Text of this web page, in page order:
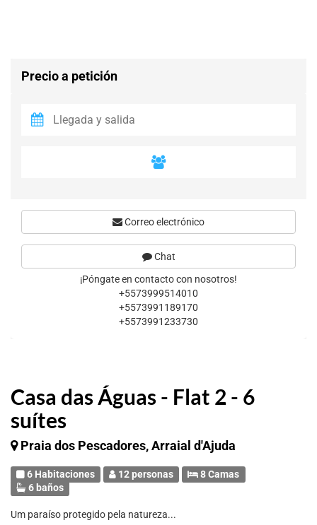
Casa das Águas - Flat 2 - 6
suítes
Praia dos Pescadores, Arraial d'Ajuda
6 Habitaciones 12 personas
8 Camas
6 baños
Um paraíso protegido pela natureza...
Precio a petición
Correo electrónico
Chat
¡Póngate en contacto con nosotros!
+5573999514010
+5573991189170
+5573991233730